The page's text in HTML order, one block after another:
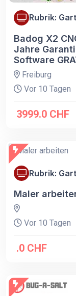
Rubrik:
Badog X2
Jahre
Software
Freiburg
Vor 10 Tagen
3999.0 CHF
Rubrik:
Maler
Vor 10 Tagen
.0 CHF